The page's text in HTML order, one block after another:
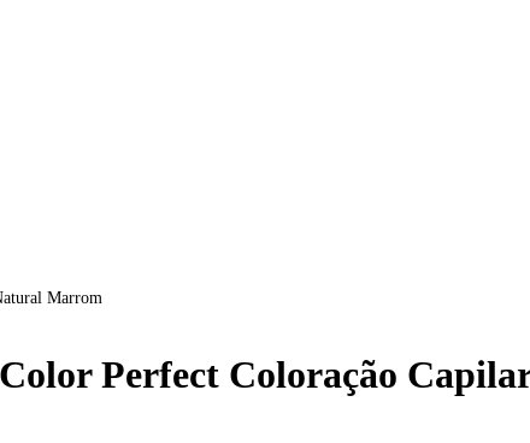
Marrom
Color Perfect Coloração